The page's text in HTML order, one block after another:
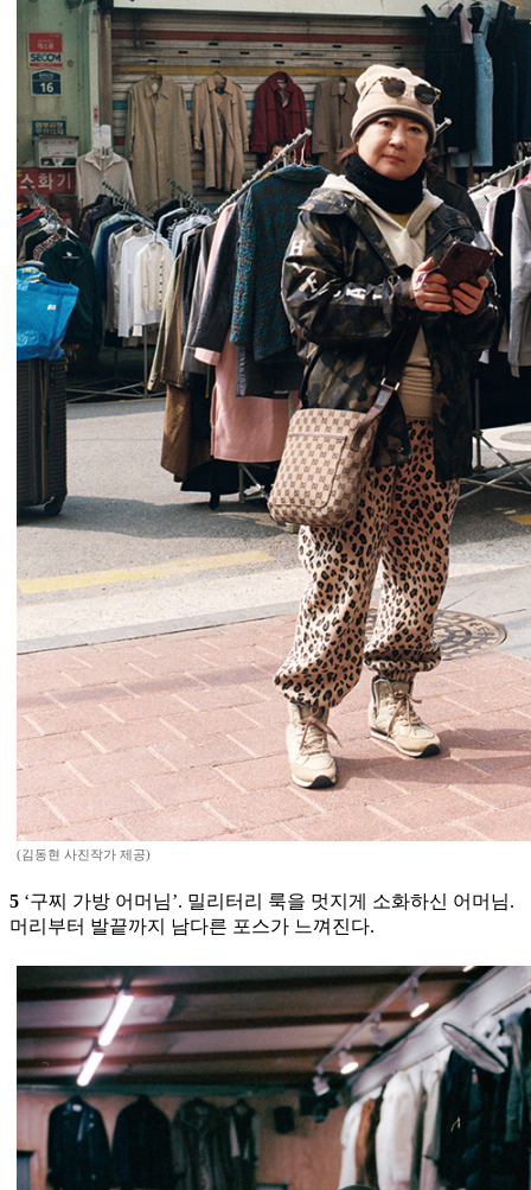
(김동현 사진작가 제공)
5 ‘구찌 가방 어머님’. 밀리터리 룩을 멋지게 소화하신 어머님.
머리부터 발끝까지 남다른 포스가 느껴진다.